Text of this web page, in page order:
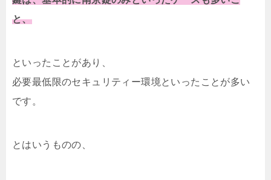
と、
といったことがあり、
必要最低限のセキュリティー環境といったことが多い
です。
とはいうものの、